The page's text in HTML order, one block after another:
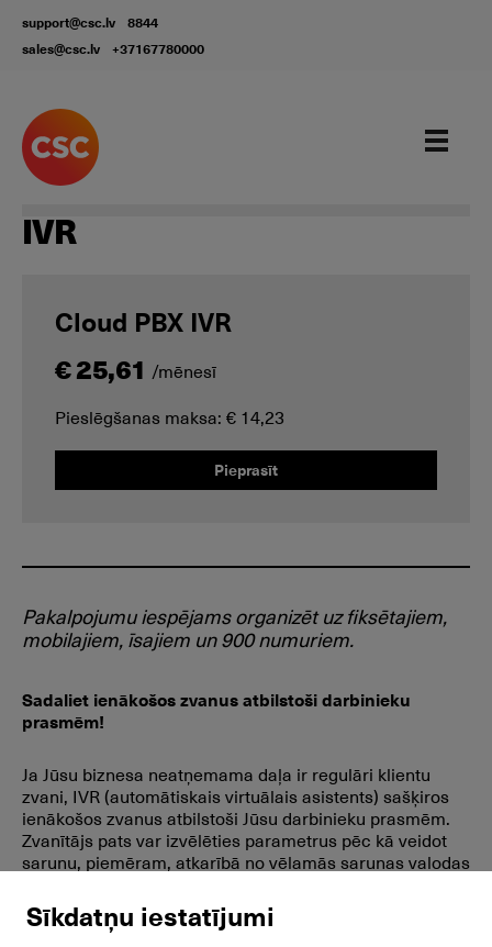
support@csc.lv
8844
sales@csc.lv
+37167780000
Our services
IVR
Cloud PBX IVR
€ 25,61 /mēnesī
Pieslēgšanas maksa: € 14,23
Pieprasīt
Pakalpojumu iespējams organizēt uz fiksētajiem,
mobilajiem, īsajiem un 900 numuriem.
Sadaliet ienākošos zvanus atbilstoši darbinieku
prasmēm!
Ja Jūsu biznesa neatņemama daļa ir regulāri klientu
zvani, IVR (automātiskais virtuālais asistents) sašķiros
ienākošos zvanus atbilstoši Jūsu darbinieku prasmēm.
Zvanītājs pats var izvēlēties parametrus pēc kā veidot
sarunu, piemēram, atkarībā no vēlamās sarunas valodas
Ērtāka uzņēmuma sasniegšana klientiem
Sīkdatņu iestatījumi